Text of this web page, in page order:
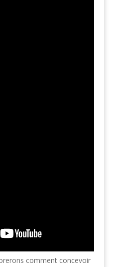
comment concevoir